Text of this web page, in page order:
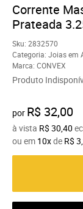
Corrente
Prateada
Sku: 2832570
Categoria: Joias em
Marca: CONVEX
Produto
por R$ 32,00
à vista R$ 30,40
ou em 10xde R$